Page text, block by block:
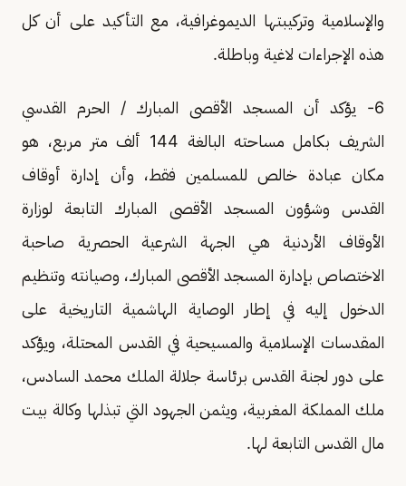
والإسلامية وتركيبتها الديموغرافية، مع التأكيد على أن كل
هذه الإجراءات لاغية وباطلة.
6- يؤكد أن المسجد الأقصى المبارك / الحرم القدسي
الشريف بكامل مساحته البالغة 144 ألف متر مربع، هو
مكان عبادة خالص للمسلمين فقط، وأن إدارة أوقاف
القدس وشؤون المسجد الأقصى المبارك التابعة لوزارة
الأوقاف الأردنية هي الجهة الشرعية الحصرية صاحبة
الاختصاص بإدارة المسجد الأقصى المبارك، وصيانته وتنظيم
الدخول إليه في إطار الوصاية الهاشمية التاريخية على
المقدسات الإسلامية والمسيحية في القدس المحتلة، ويؤكد
على دور لجنة القدس برئاسة جلالة الملك محمد السادس،
ملك المملكة المغربية، ويثمن الجهود التي تبذلها وكالة بيت
مال القدس التابعة لها.